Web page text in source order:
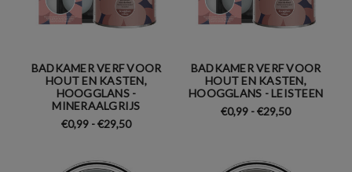
BADKAMER VERF VOOR
HOUT EN KASTEN,
HOOGGLANS -
MINERAALGRIJS
€0,99 - €29,50
BADKAMER VERF VOOR
HOUT EN KASTEN,
HOOGGLANS - LEISTEEN
€0,99 - €29,50